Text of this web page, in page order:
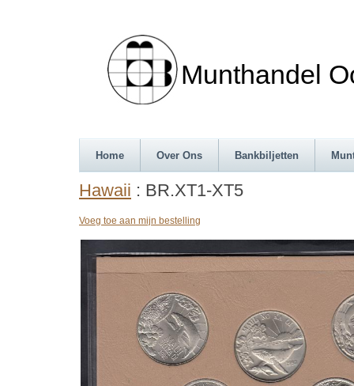
Munthandel
Home Over Ons Bankbiljetten
Hawaii : BR.XT1-XT5
Voeg toe aan mijn bestelling